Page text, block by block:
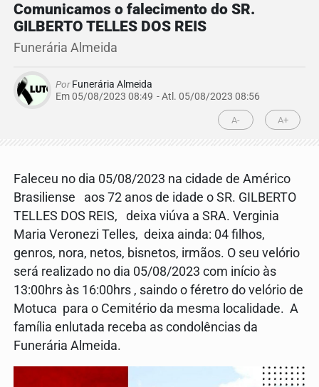
Comunicamos o falecimento do SR.
GILBERTO TELLES DOS REIS
Funerária Almeida
PorFunerária Almeida
Em 05/08/2023 08:49 - Atl. 05/08/2023 08:56
A- A+
Faleceu no dia 05/08/2023 na cidade de Américo
Brasiliense aos 72 anos de idade o SR. GILBERTO
TELLES DOS REIS, deixa viúva a SRA. Verginia
Maria Veronezi Telles, deixa ainda: 04 filhos,
genros, nora, netos, bisnetos, irmãos. O seu velório
será realizado no dia 05/08/2023 com início às
13:00hrs às 16:00hrs , saindo o féretro do velório de
Motuca para o Cemitério da mesma localidade. A
família enlutada receba as condolências da
Funerária Almeida.